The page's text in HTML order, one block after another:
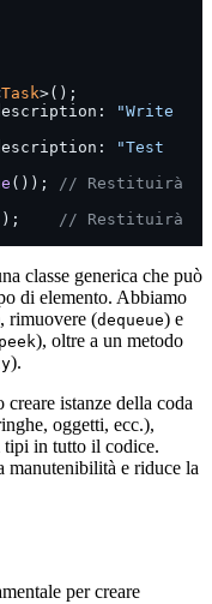
Task>();
"Write
"Test
());
// Restituirà
// Restituirà
classe generica che può
di elemento. Abbiamo
rimuovere (dequeue) e
peek), oltre a un metodo
).
istanze della coda
oggetti, ecc.),
tipi in tutto il codice.
e riduce la
per creare